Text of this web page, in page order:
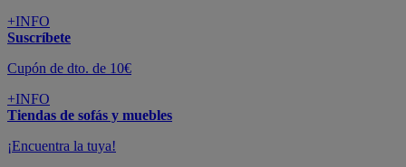
+INFO
Suscríbete
Cupón de dto. de 10€
+INFO
Tiendas de sofás y muebles
¡Encuentra la tuya!